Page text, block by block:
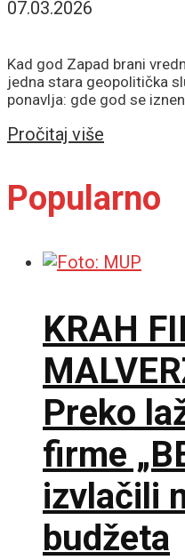
07.03.2026
Kad god Zapad brani
jedna stara geopolitička
ponavlja: gde god se
Pročitaj više
Popularno
KRAH
Preko
firme
izvlačili
budžeta